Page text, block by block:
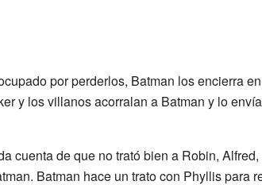
por perderlos, Batman los encierra
y los villanos acorralan a Batman y lo
cuenta de que no trató bien a Robin,
Batman hace un trato con Phyllis para